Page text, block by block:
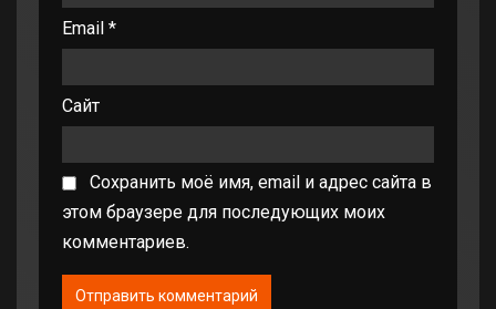
Email *
Сайт
Сохранить моё имя, email и адрес сайта в
этом браузере для последующих моих
комментариев.